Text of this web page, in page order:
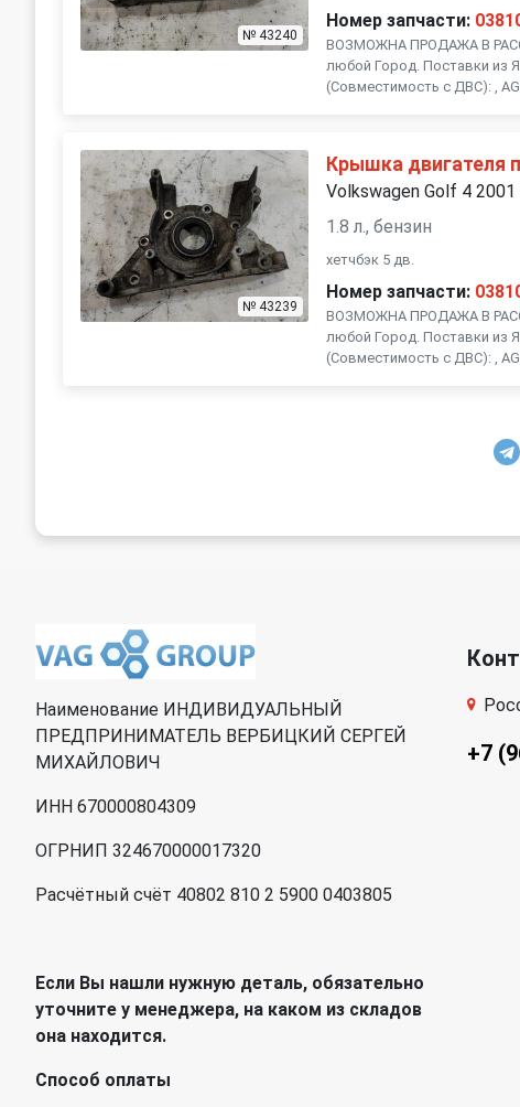
Peugeot Porsche
Skoda
Volvo
№ 43240
Номер запчасти:
ВОЗМОЖНА ПРОДАЖА В
любой Город. Поставки из
(Совместимость с ДВС): ,
№ 43239
Крышка двигателя
Volkswagen Golf 4 2001
1.8 л., бензин
хетчбэк 5 дв.
Номер запчасти:
ВОЗМОЖНА ПРОДАЖА В
любой Город. Поставки из
(Совместимость с ДВС): ,
Наименование ИНДИВИДУАЛЬНЫЙ
ПРЕДПРИНИМАТЕЛЬ ВЕРБИЦКИЙ СЕРГЕЙ
МИХАЙЛОВИЧ
ИНН 670000804309
ОГРНИП 324670000017320
Расчётный счёт 40802 810 2 5900 0403805
Если Вы нашли нужную деталь, обязательно
уточните у менеджера, на каком из складов
она находится.
Способ оплаты
+7